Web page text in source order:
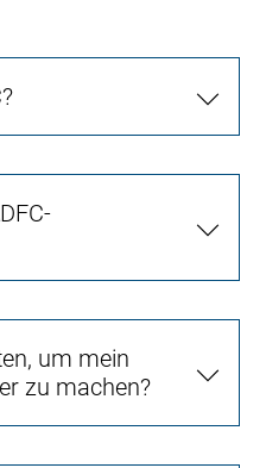
um mein
zu machen?